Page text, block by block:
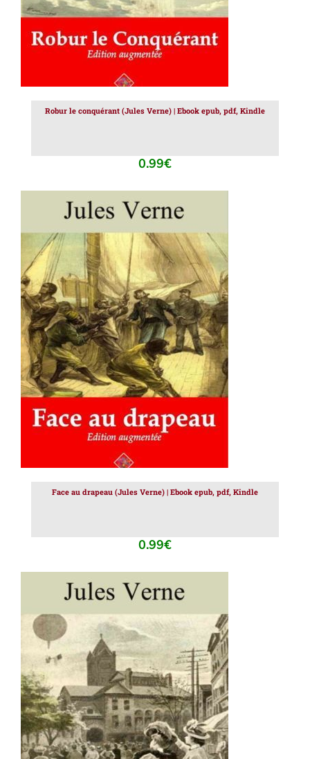
Robur le conquérant (Jules Verne) | Ebook epub, pdf, Kindle
0.99€
AJOUTER AU PANIER / DÉTAILS
Face au drapeau (Jules Verne) | Ebook epub, pdf, Kindle
0.99€
AJOUTER AU PANIER / DÉTAILS